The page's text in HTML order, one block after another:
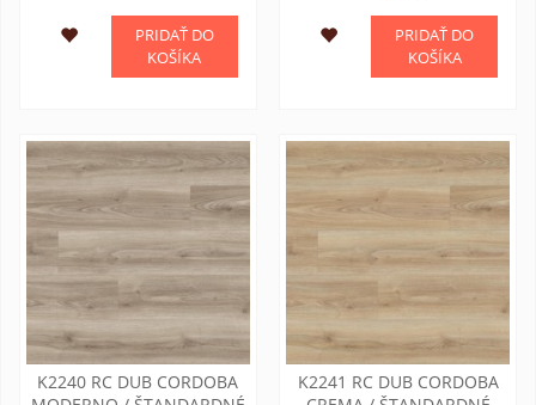
PRIDAŤ DO
KOŠÍKA
PRIDAŤ DO
KOŠÍKA
K2240 RC DUB CORDOBA
K2241 RC DUB CORDOBA